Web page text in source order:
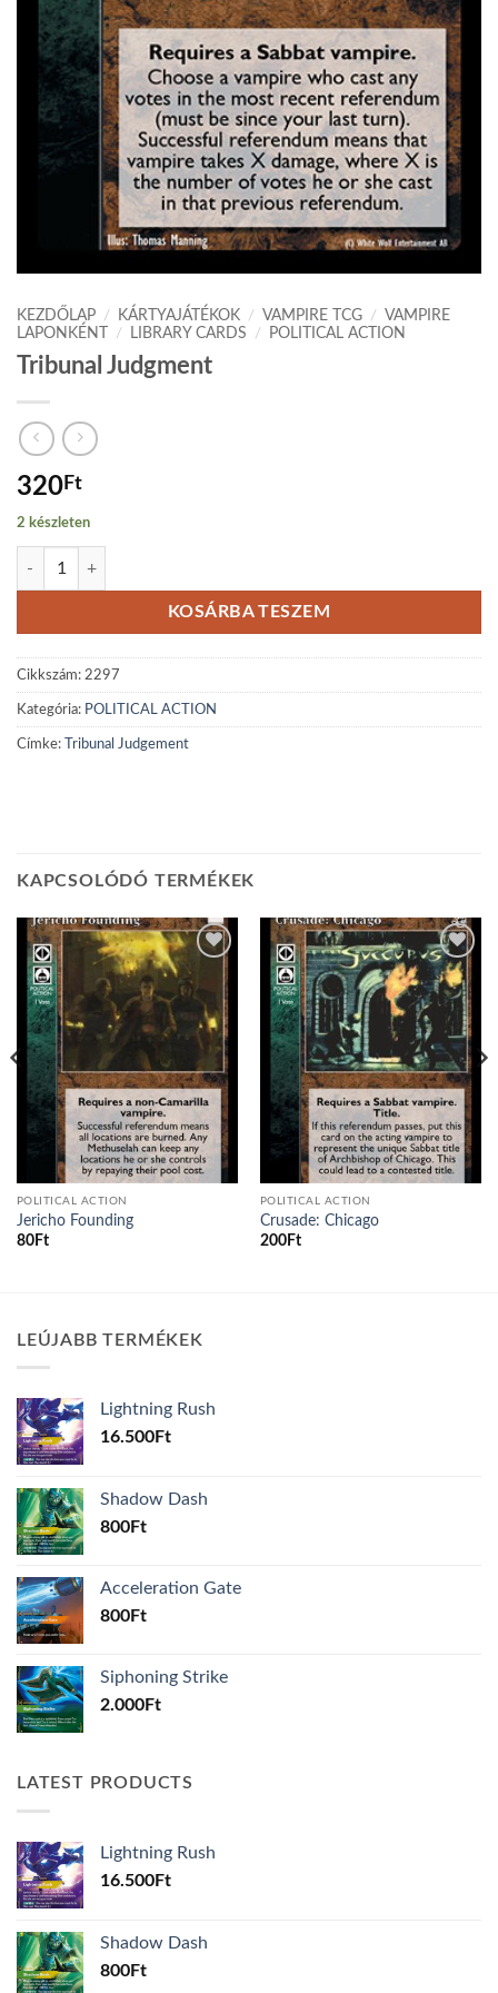
KEZDŐLAP / KÁRTYAJÁTÉKOK / VAMPIRE TCG /
VAMPIRE
LAPONKÉNT
/ LIBRARY CARDS / POLITICAL ACTION
Tribunal Judgment
320Ft
2 készleten
Tribunal Judgment mennyiség
KOSÁRBA TESZEM
Cikkszám: 2297
Kategória: POLITICAL ACTION
Címke: Tribunal Judgement
KAPCSOLÓDÓ TERMÉKEK
Add to
wishlist
POLITICAL ACTION
Jericho Founding
80Ft
Add to
wishlist
POLITICAL ACTION
Crusade: Chicago
200Ft
LEÚJABB TERMÉKEK
Lightning Rush
16.500Ft
Shadow Dash
800Ft
Acceleration Gate
800Ft
Siphoning Strike
2.000Ft
LATEST PRODUCTS
Lightning Rush
16.500Ft
Shadow Dash
800Ft